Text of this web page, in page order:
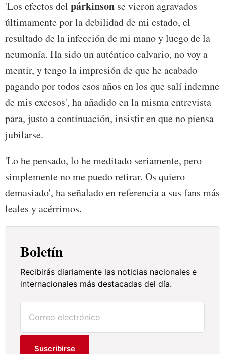
'Los efectos del párkinson se vieron agravados
últimamente por la debilidad de mi estado, el
resultado de la infección de mi mano y luego de la
neumonía. Ha sido un auténtico calvario, no voy a
mentir, y tengo la impresión de que he acabado
pagando por todos esos años en los que salí indemne
de mis excesos', ha añadido en la misma entrevista
para, justo a continuación, insistir en que no piensa
jubilarse.
'Lo he pensado, lo he meditado seriamente, pero
simplemente no me puedo retirar. Os quiero
demasiado', ha señalado en referencia a sus fans más
leales y acérrimos.
Boletín
Recibirás diariamente las noticias nacionales e
internacionales más destacadas del día.
Suscribirse